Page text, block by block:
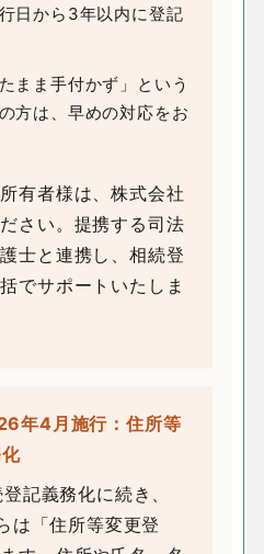
日から3年以内に登記
まま手付かず」という
方は、早めの対応をお
有者様は、株式会社
さい。提携する司法
士と連携し、相続登
でサポートいたしま
年4月施行：住所等
記義務化に続き、
は「住所等変更登